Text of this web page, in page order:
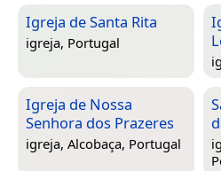
Igreja de Santa Rita
igreja, Portugal
Igreja de Nossa
Senhora dos Prazeres
igreja, Alcobaça, Portugal